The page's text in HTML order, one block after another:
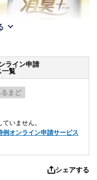
ライン申請
一覧
まど
いません。
例オンライン申請サービス
シェアする